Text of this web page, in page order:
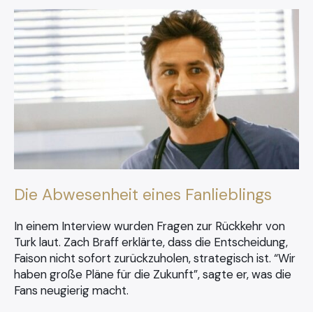
Die Abwesenheit eines Fanlieblings
In einem Interview wurden Fragen zur Rückkehr von
Turk laut. Zach Braff erklärte, dass die Entscheidung,
Faison nicht sofort zurückzuholen, strategisch ist. “Wir
haben große Pläne für die Zukunft”, sagte er, was die
Fans neugierig macht.